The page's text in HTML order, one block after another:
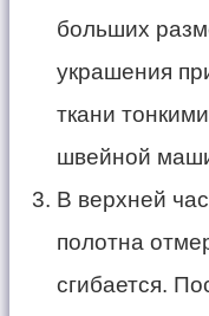
больших
украшения
ткани
швейной
В верхней
полотна
сгибается.